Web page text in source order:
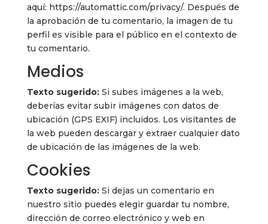
aquí: https://automattic.com/privacy/. Después de
la aprobación de tu comentario, la imagen de tu
perfil es visible para el público en el contexto de
tu comentario.
Medios
Texto sugerido: Si subes imágenes a la web,
deberías evitar subir imágenes con datos de
ubicación (GPS EXIF) incluidos. Los visitantes de
la web pueden descargar y extraer cualquier dato
de ubicación de las imágenes de la web.
Cookies
Texto sugerido: Si dejas un comentario en
nuestro sitio puedes elegir guardar tu nombre,
dirección de correo electrónico y web en